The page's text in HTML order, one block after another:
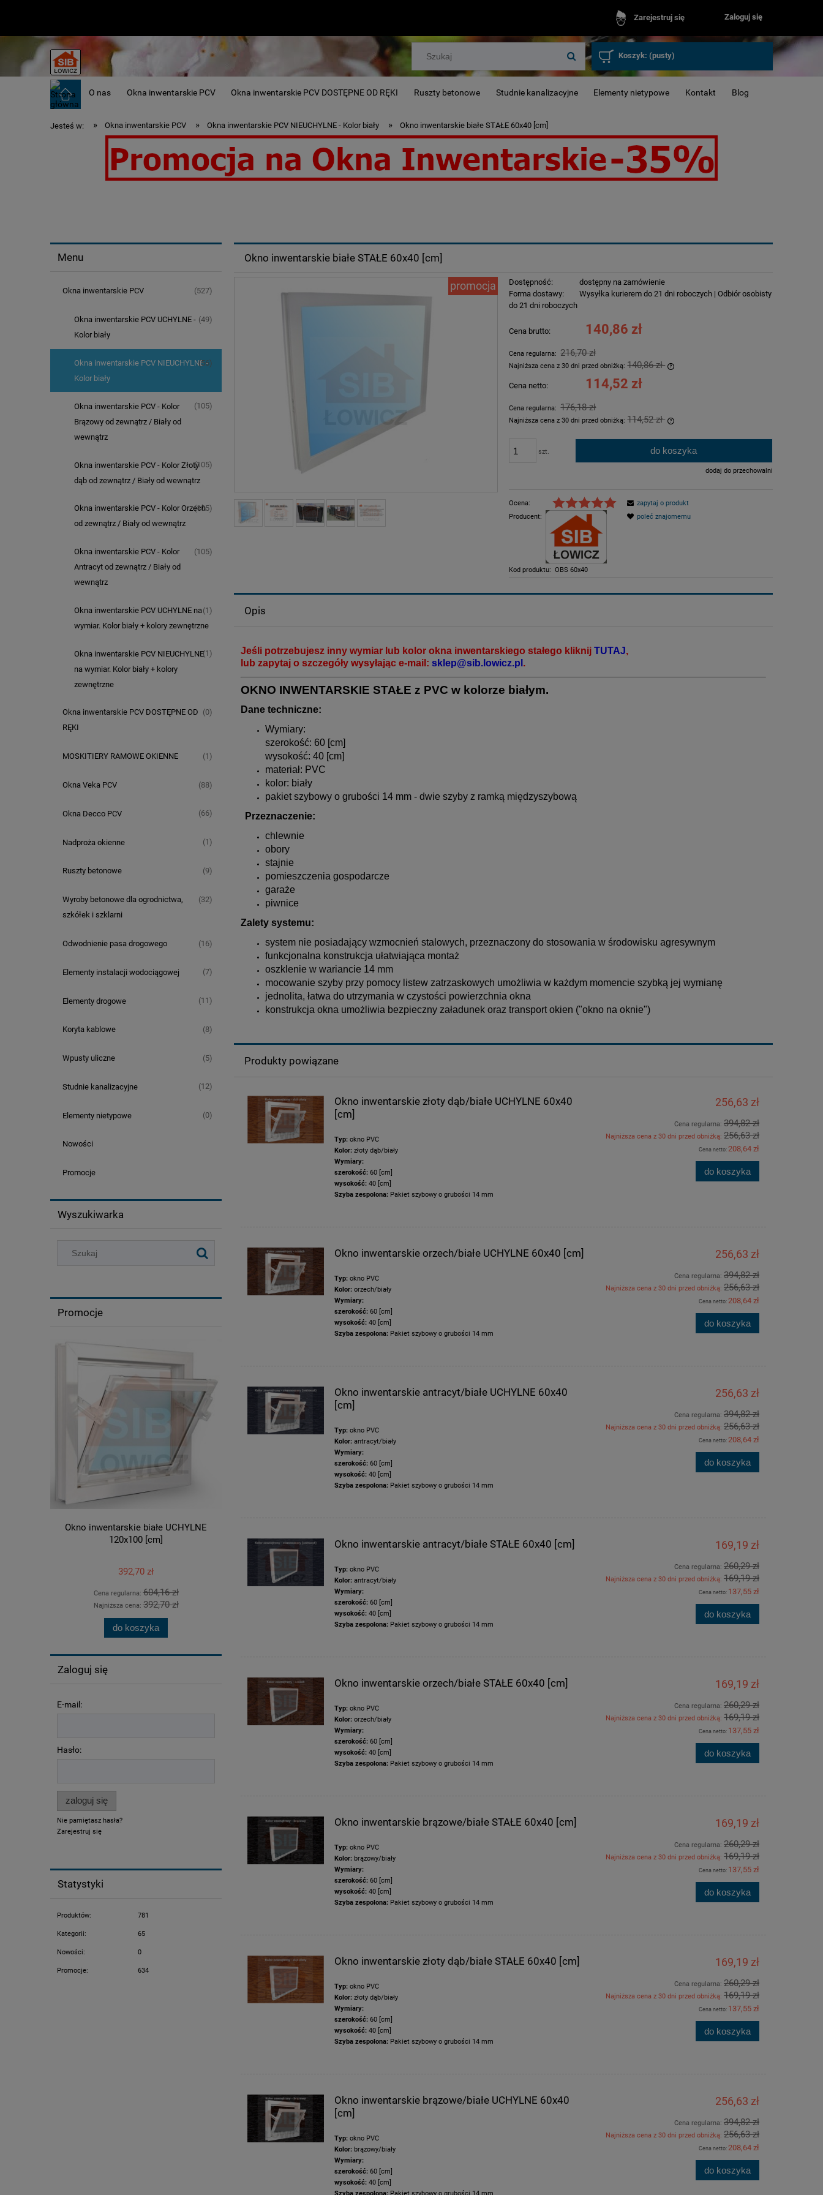
Zarejestruj się Zaloguj się
Koszyk: (pusty)
O nas Okna inwentarskie PCV Okna inwentarskie PCV DOSTĘPNE OD RĘKI Ruszty betonowe Studnie kanalizacyjne Elementy nietypowe Kontakt Blog
Jesteś w: » Okna inwentarskie PCV » Okna inwentarskie PCV NIEUCHYLNE - Kolor biały » Okno inwentarskie białe STAŁE 60x40 [cm]
Menu
Okna inwentarskie PCV (527)
Okna inwentarskie PCV UCHYLNE -
Kolor biały
(49)
Okna inwentarskie PCV NIEUCHYLNE -
Kolor biały
(56)
Okna inwentarskie PCV - Kolor
Brązowy od zewnątrz / Biały od
wewnątrz
(105)
Okna inwentarskie PCV - Kolor Złoty
dąb od zewnątrz / Biały od wewnątrz
(105)
Okna inwentarskie PCV - Kolor Orzech
od zewnątrz / Biały od wewnątrz
(105)
Okna inwentarskie PCV - Kolor
Antracyt od zewnątrz / Biały od
wewnątrz
(105)
Okna inwentarskie PCV UCHYLNE na
wymiar. Kolor biały + kolory zewnętrzne
(1)
Okna inwentarskie PCV NIEUCHYLNE
na wymiar. Kolor biały + kolory
zewnętrzne
(1)
Okna inwentarskie PCV DOSTĘPNE OD
RĘKI
(0)
MOSKITIERY RAMOWE OKIENNE (1)
Okna Veka PCV (88)
Okna Decco PCV (66)
Nadproża okienne (1)
Ruszty betonowe (9)
Wyroby betonowe dla ogrodnictwa,
szkółek i szklarni
(32)
Odwodnienie pasa drogowego (16)
Elementy instalacji wodociągowej (7)
Elementy drogowe (11)
Koryta kablowe (8)
Wpusty uliczne (5)
Studnie kanalizacyjne (12)
Elementy nietypowe (0)
Nowości
Promocje
Wyszukiwarka
Promocje
Okno inwentarskie białe UCHYLNE
120x100 [cm]
392,70 zł
Cena regularna:604,16 zł
Najniższa cena:392,70 zł
do koszyka
100x80 [cm]
299,47 zł
460,72 zł
299,47 zł
[cm]
do koszyka
Zaloguj się
E-mail:
Hasło:
zaloguj się
Nie pamiętasz hasła?
Zarejestruj się
Statystyki
Produktów: 781
Kategorii: 65
Nowości: 0
Promocje: 634
Okno inwentarskie białe STAŁE 60x40 [cm]
promocja Dostępność:
dostępny na zamówienie
Forma dostawy:
Wysyłka kurierem do 21 dni roboczych | Odbiór osobisty
do 21 dni roboczych
Cena brutto: 140,86 zł
Cena regularna: 216,70 zł
Najniższa cena z 30 dni przed obniżką:140,86 zł
Jeżeli produkt jest sprzedawany krócej niż 30
dni, wyświetlana jest najniższa cena od
momentu, kiedy produkt pojawił się w
Cena netto: 114,52 zł
Cena regularna: 176,18 zł
Najniższa cena z 30 dni przed obniżką:114,52 zł
Jeżeli produkt jest sprzedawany krócej niż 30
szt. do koszyka
dodaj do przechowalni
Ocena:
Producent:
Kod produktu: OBS 60x40
zapytaj o produkt
poleć znajomemu
Opis
Jeśli potrzebujesz inny wymiar lub kolor okna inwentarskiego stałego kliknij TUTAJ,
lub zapytaj o szczegóły wysyłając e-mail: sklep@sib.lowicz.pl .
OKNO INWENTARSKIE STAŁE z PVC w kolorze białym.
Dane techniczne:
Wymiary:
szerokość: 60 [cm]
wysokość: 40 [cm]
materiał: PVC
kolor: biały
pakiet szybowy o grubości 14 mm - dwie szyby z ramką międzyszybową
Przeznaczenie:
chlewnie
obory
stajnie
pomieszczenia gospodarcze
garaże
piwnice
Zalety systemu:
system nie posiadający wzmocnień stalowych, przeznaczony do stosowania w środowisku agresywnym
funkcjonalna konstrukcja ułatwiająca montaż
oszklenie w wariancie 14 mm
mocowanie szyby przy pomocy listew zatrzaskowych umożliwia w każdym momencie szybką jej wymianę
jednolita, łatwa do utrzymania w czystości powierzchnia okna
konstrukcja okna umożliwia bezpieczny załadunek oraz transport okien ("okno na oknie")
Produkty powiązane
Okno inwentarskie złoty dąb/białe UCHYLNE 60x40
[cm]
Typ:okno PVC
Kolor: złoty dąb/biały
Wymiary:
szerokość: 60 [cm]
wysokość: 40 [cm]
Szyba zespolona: Pakiet szybowy o grubości 14 mm
256,63 zł
Cena regularna: 394,82 zł
Najniższa cena z 30 dni przed obniżką: 256,63 zł
Cena netto:208,64 zł
do koszyka
Okno inwentarskie orzech/białe UCHYLNE 60x40 [cm]
Typ:okno PVC
Kolor: orzech/biały
Wymiary:
szerokość: 60 [cm]
wysokość: 40 [cm]
Szyba zespolona: Pakiet szybowy o grubości 14 mm
256,63 zł
Cena regularna: 394,82 zł
Najniższa cena z 30 dni przed obniżką: 256,63 zł
Cena netto:208,64 zł
do koszyka
Okno inwentarskie antracyt/białe UCHYLNE 60x40
[cm]
Typ:okno PVC
Kolor: antracyt/biały
Wymiary:
szerokość: 60 [cm]
wysokość: 40 [cm]
Szyba zespolona: Pakiet szybowy o grubości 14 mm
256,63 zł
Cena regularna: 394,82 zł
Najniższa cena z 30 dni przed obniżką: 256,63 zł
Cena netto:208,64 zł
do koszyka
Okno inwentarskie antracyt/białe STAŁE 60x40 [cm]
Typ:okno PVC
Kolor: antracyt/biały
Wymiary:
szerokość: 60 [cm]
wysokość: 40 [cm]
Szyba zespolona: Pakiet szybowy o grubości 14 mm
169,19 zł
Cena regularna: 260,29 zł
Najniższa cena z 30 dni przed obniżką: 169,19 zł
Cena netto: 137,55 zł
do koszyka
Okno inwentarskie orzech/białe STAŁE 60x40 [cm]
Typ:okno PVC
Kolor: orzech/biały
Wymiary:
szerokość: 60 [cm]
wysokość: 40 [cm]
Szyba zespolona: Pakiet szybowy o grubości 14 mm
169,19 zł
Cena regularna: 260,29 zł
Najniższa cena z 30 dni przed obniżką: 169,19 zł
Cena netto: 137,55 zł
do koszyka
Okno inwentarskie brązowe/białe STAŁE 60x40 [cm]
Typ:okno PVC
Kolor: brązowy/biały
Wymiary:
szerokość: 60 [cm]
wysokość: 40 [cm]
Szyba zespolona: Pakiet szybowy o grubości 14 mm
169,19 zł
Cena regularna: 260,29 zł
Najniższa cena z 30 dni przed obniżką: 169,19 zł
Cena netto: 137,55 zł
do koszyka
Okno inwentarskie złoty dąb/białe STAŁE 60x40 [cm]
Typ:okno PVC
Kolor: złoty dąb/biały
Wymiary:
szerokość: 60 [cm]
wysokość: 40 [cm]
Szyba zespolona: Pakiet szybowy o grubości 14 mm
169,19 zł
Cena regularna: 260,29 zł
Najniższa cena z 30 dni przed obniżką: 169,19 zł
Cena netto: 137,55 zł
do koszyka
Okno inwentarskie brązowe/białe UCHYLNE 60x40
[cm]
Typ:okno PVC
Kolor: brązowy/biały
Wymiary:
szerokość: 60 [cm]
wysokość: 40 [cm]
Szyba zespolona: Pakiet szybowy o grubości 14 mm
256,63 zł
Cena regularna: 394,82 zł
Najniższa cena z 30 dni przed obniżką: 256,63 zł
Cena netto:208,64 zł
do koszyka